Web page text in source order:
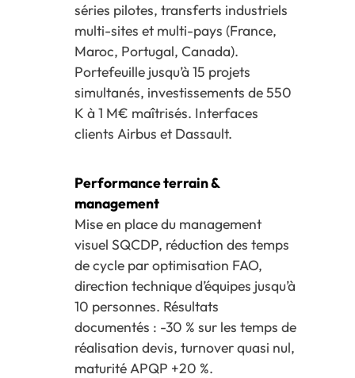
séries pilotes, transferts industriels
multi-sites et multi-pays (France,
Maroc, Portugal, Canada).
Portefeuille jusqu’à 15 projets
simultanés, investissements de 550
K à 1 M€ maîtrisés. Interfaces
clients Airbus et Dassault.
Performance terrain &
management
Mise en place du management
visuel SQCDP, réduction des temps
de cycle par optimisation FAO,
direction technique d’équipes jusqu’à
10 personnes. Résultats
documentés : -30 % sur les temps de
réalisation devis, turnover quasi nul,
maturité APQP +20 %.